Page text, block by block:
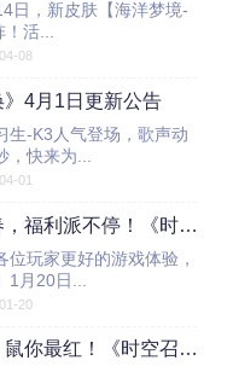
日，新皮肤【海洋梦境-
！活...
08
》4月1日更新公告
生-K3人气登场，歌声动
，快来为...
01
福鼠闹新春，福利派不停！《时空召唤》1月20日更新公告
位玩家更好的游戏体验，
1月20日...
20
福鼠闹春，鼠你最红！《时空召唤》主播大招募，万元京东卡、传说皮肤等你拿！